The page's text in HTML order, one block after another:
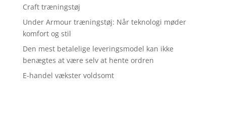
Craft træningstøj
Under Armour træningstøj: Når teknologi møder
komfort og stil
Den mest betalelige leveringsmodel kan ikke
benægtes at være selv at hente ordren
E-handel vækster voldsomt